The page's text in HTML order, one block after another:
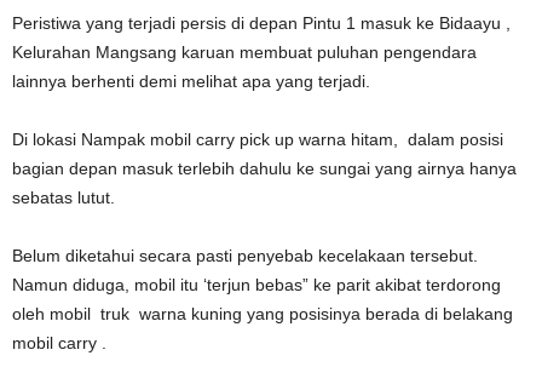
Peristiwa yang terjadi persis di depan Pintu 1 masuk ke Bidaayu ,
Kelurahan Mangsang karuan membuat puluhan pengendara
lainnya berhenti demi melihat apa yang terjadi.
Di lokasi Nampak mobil carry pick up warna hitam, dalam posisi
bagian depan masuk terlebih dahulu ke sungai yang airnya hanya
sebatas lutut.
Belum diketahui secara pasti penyebab kecelakaan tersebut.
Namun diduga, mobil itu ‘terjun bebas” ke parit akibat terdorong
oleh mobil truk warna kuning yang posisinya berada di belakang
mobil carry .